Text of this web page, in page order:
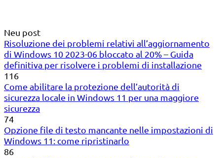
Neu post
Risoluzione dei problemi relativi all’aggiornamento
di Windows 10 2023-06 bloccato al 20% – Guida
definitiva per risolvere i problemi di installazione
116
Come abilitare la protezione dell’autorità di
sicurezza locale in Windows 11 per una maggiore
sicurezza
74
Opzione file di testo mancante nelle impostazioni di
Windows 11: come ripristinarlo
86